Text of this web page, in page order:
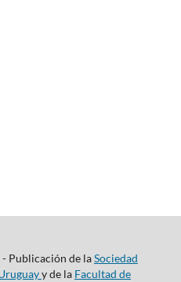
Publicación de laSociedad
y de la Facultad de